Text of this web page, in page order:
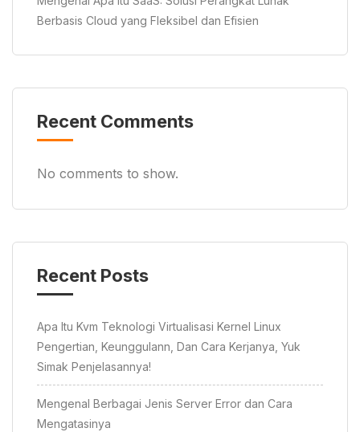
Berbasis Cloud yang Fleksibel dan Efisien
Recent Comments
No comments to show.
Recent Posts
Apa Itu Kvm Teknologi Virtualisasi Kernel Linux
Pengertian, Keunggulann, Dan Cara Kerjanya, Yuk
Simak Penjelasannya!
Mengenal Berbagai Jenis Server Error dan Cara
Mengatasinya